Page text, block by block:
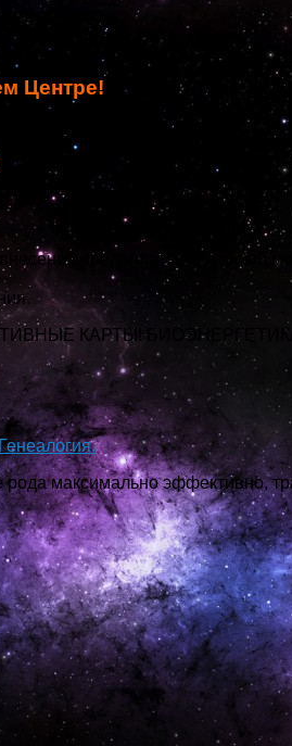
Центре!
2020 года!
предоплаты за первый
КАРТЫ!
рода максимально